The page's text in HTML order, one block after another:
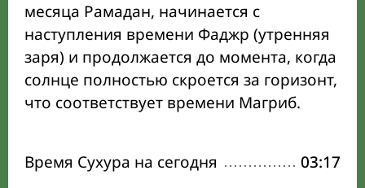
месяца Рамадан, начинается с
наступления времени Фаджр (утренняя
заря) и продолжается до момента, когда
солнце полностью скроется за горизонт,
что соответствует времени Магриб.
Время Сухура на сегодня
03:17